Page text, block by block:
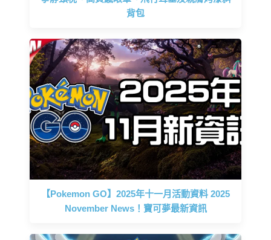
背包
【Pokemon GO】2025年十一月活動資料 2025
November News！寶可夢最新資訊